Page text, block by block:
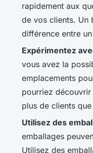
rapidement aux
de vos clients. Un
différence entre
Expérimentez
vous avez la
emplacements
pourriez
plus de clients
Utilisez des
emballages
Utilisez des